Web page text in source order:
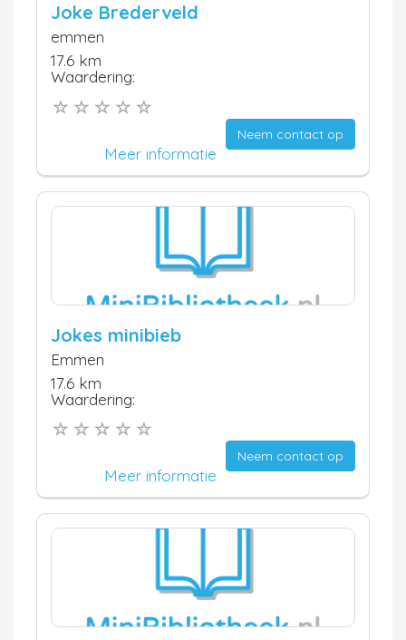
Joke Brederveld
emmen
17.6 km
Waardering:
Neem contact op
Meer informatie
Jokes minibieb
Emmen
17.6 km
Waardering:
Neem contact op
Meer informatie